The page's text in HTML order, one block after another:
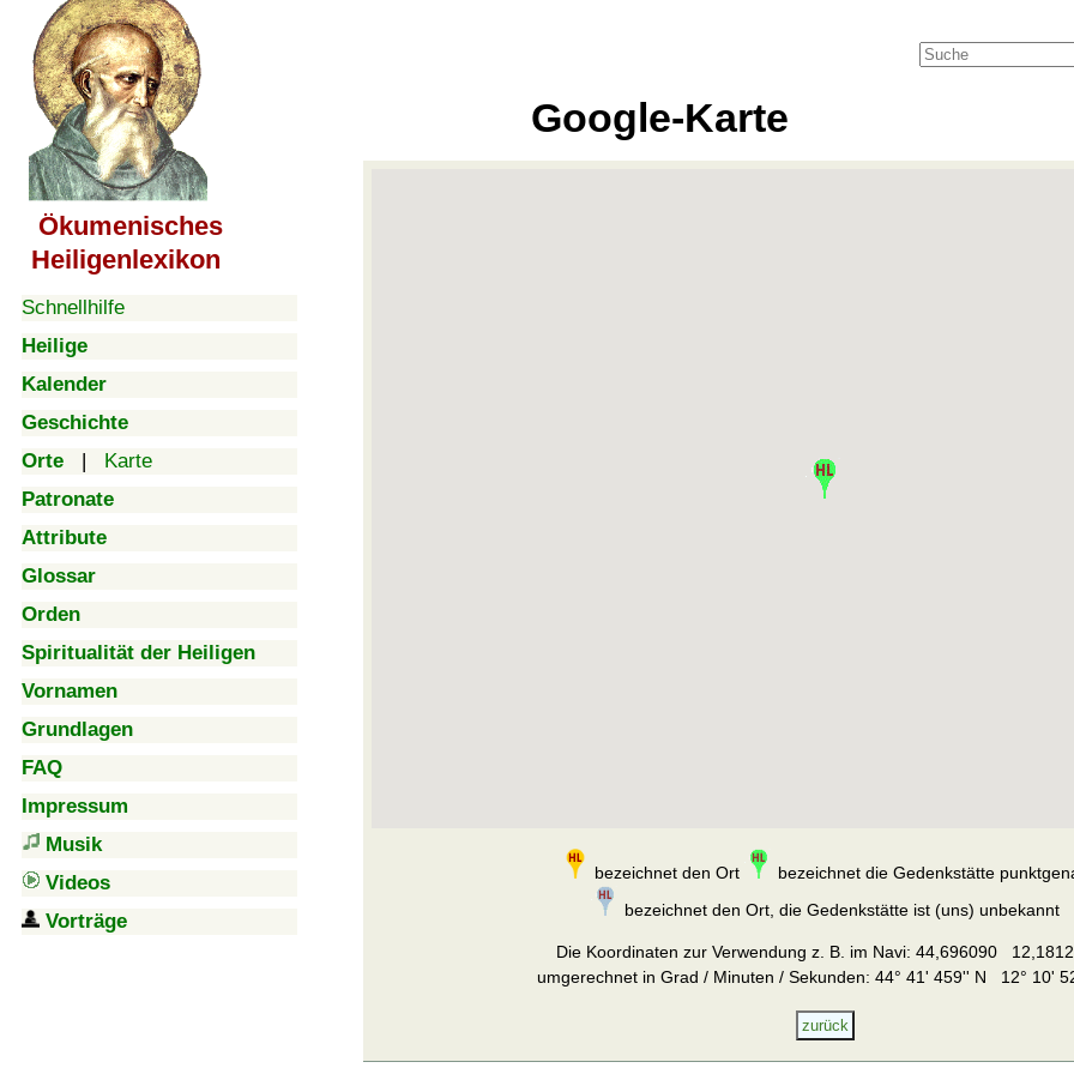
Ökumenisches
Heiligenlexikon
Schnellhilfe
Heilige
Kalender
Geschichte
Orte | Karte
Patronate
Attribute
Glossar
Orden
Spiritualität der Heiligen
Vornamen
Grundlagen
FAQ
Impressum
Musik
Videos
Vorträge
Google-Karte
bezeichnet den Ort
bezeichnet die Gedenkstätte
bezeichnet den Ort, die Gedenkstätte ist (uns) unbekannt
Die Koordinaten zur Verwendung z. B. im Navi: 44,696090
umgerechnet in Grad / Minuten / Sekunden: 44° 41' 459'' N 12° 10'